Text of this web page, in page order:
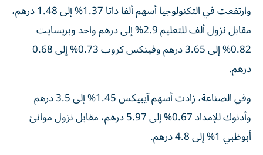
وارتفعت في التكنولوجيا أسهم ألفا داتا 1.37% إلى 1.48 درهم،
مقابل نزول ألف للتعليم 2.9% إلى درهم واحد وبريسايت
0.82% إلى 3.65 درهم وفينكس كروب 0.73% إلى 0.68
درهم.
وفي الصناعة، زادت أسهم آيبيكس 1.45% إلى 3.5 درهم
وأدنوك للإمداد 0.67% إلى 5.97 درهم، مقابل نزول موانئ
أبوظبي 1% إلى 4.8 درهم.